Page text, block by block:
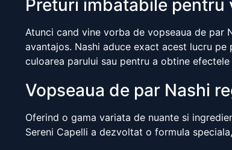
Preturi imbatabile pentru
Atunci cand vine vorba de vopseaua de par
avantajos. Nashi aduce exact acest lucru
culoarea parului sau pentru a obtine
Vopseaua de par Nashi
Oferind o gama variata de nuante si
Sereni Capelli a dezvoltat o formula